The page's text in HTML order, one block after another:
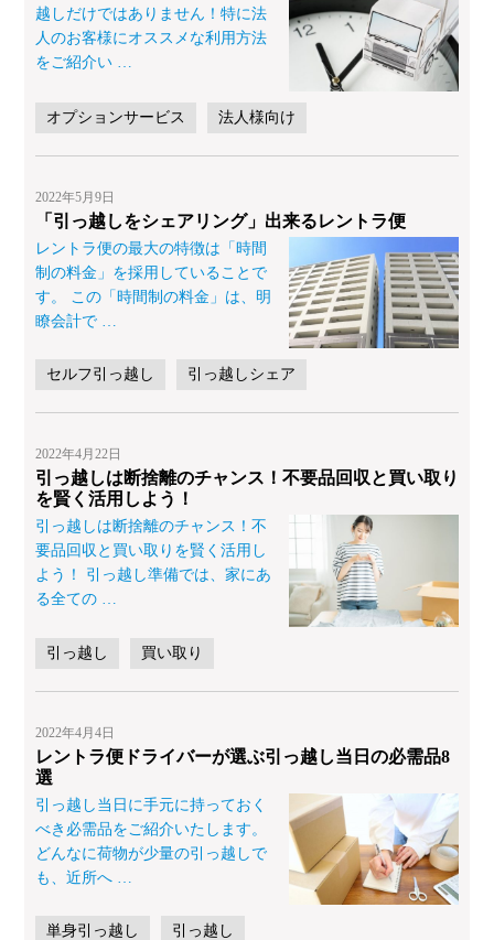
越しだけではありません！特に法
人のお客様にオススメな利用方法
をご紹介い …
オプションサービス 法人様向け
2022年5月9日
「引っ越しをシェアリング」出来るレントラ便
レントラ便の最大の特徴は「時間
制の料金」を採用していることで
す。 この「時間制の料金」は、明
瞭会計で
セルフ引っ越し 引っ越しシェア
2022年4月22日
引っ越しは断捨離のチャンス！不要品回収と買い取り
を賢く活用しよう！
引っ越しは断捨離のチャンス！不
要品回収と買い取りを賢く活用し
よう！ 引っ越し準備では、家にあ
る全ての
引っ越し 買い取り
2022年4月4日
レントラ便ドライバーが選ぶ引っ越し当日の必需品8
選
引っ越し当日に手元に持っておく
べき必需品をご紹介いたします。
どんなに荷物が少量の引っ越しで
も、近所へ …
単身引っ越し 引っ越し